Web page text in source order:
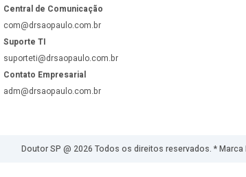
Central de Comunicação
com@drsaopaulo.com.br
Suporte TI
suporteti@drsaopaulo.com.br
Contato Empresarial
adm@drsaopaulo.com.br
Doutor SP @ 2026 Todos os direitos reservados. * Marca